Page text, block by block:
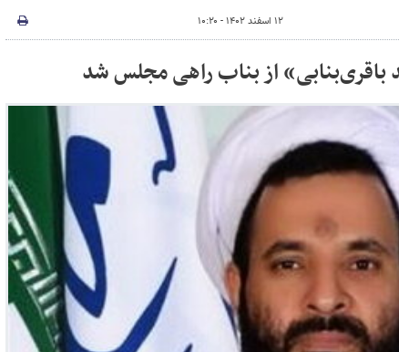
۱۲ اسفند ۱۴۰۲ - ۱۰:۲۰
از بناب راهی مجلس شد